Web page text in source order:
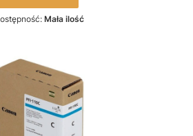
Mała ilość